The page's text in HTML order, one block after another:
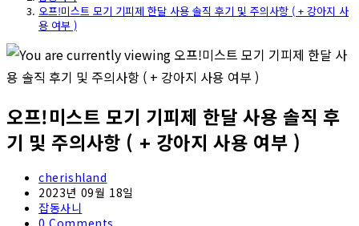
오프!미스트 모기 기피제 한달 사용 솔직 후기 및 주의사항 ( + 강아지 사
용 여부 )
오프!미스트 모기 기피제 한달 사용 솔직 후
기 및 주의사항 ( + 강아지 사용 여부 )
Post
author:
cherishland
Post
published:
2023년 09월 18일
Post
category:
잡동사니
Post